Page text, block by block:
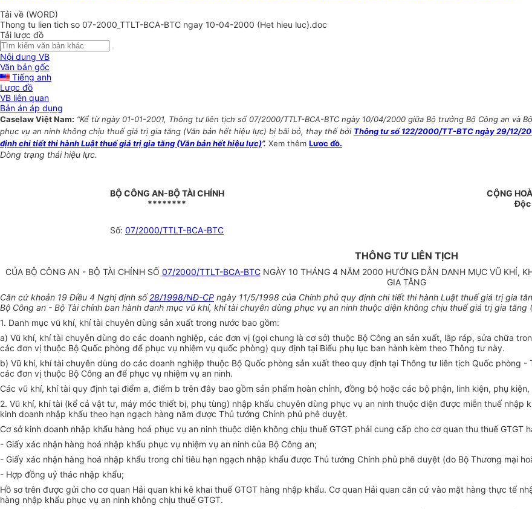
Tải về (WORD)
Thong tu lien tich so 07-2000_TTLT-BCA-BTC ngay 10-04-2000 (Het hieu luc).doc
Tải lược đồ
Nội dung VB
Văn bản gốc
Tiếng anh
Lược đồ
VB liên quan
Bản án áp dụng
Caselaw Việt Nam: “Kể từ ngày 01-01-2001, Thông tư liên tịch số 07/2000/TTLT-BCA-BTC ngày 10/04/2000 giữa Bộ trưởng Bộ Công an và
phục vụ an ninh không chịu thuế giá trị gia tăng (Văn bản hết hiệu lực) bị bãi bỏ, thay thế bởi Thông tư số 122/2000/TT-BTC ngày 29/12/
định chi tiết thi hành Luật thuế giá trị gia tăng (Văn bản hết hiệu lực)”. Xem thêm Lược đồ.
Dòng trạng thái hiệu lực.
BỘ CÔNG AN-BỘ TÀI CHÍNH
********
CỘNG
Độc
Số: 07/2000/TTLT-BCA-BTC
THÔNG TƯ LIÊN TỊCH
CỦA BỘ CÔNG AN - BỘ TÀI CHÍNH SỐ 07/2000/TTLT-BCA-BTCNGÀY 10 THÁNG 4 NĂM 2000 HƯỚNG DẪN DANH MỤC VŨ KHÍ,
GIA TĂNG
Căn cứ khoản 19 Điều 4 Nghị định số28/1998/NĐ-CP ngày 11/5/1998 của Chính phủ quy định chi tiết thi hành Luật thuế giá trị gia
Bộ Công an - Bộ Tài chính ban hành danh mục vũ khí, khí tài chuyên dùng phục vụ an ninh thuộc diện không chịu thuế giá trị gia tăng
1. Danh mục vũ khí, khí tài chuyên dùng sản xuất trong nước bao gồm:
a) Vũ khí, khí tài chuyên dùng do các doanh nghiệp, các đơn vị (gọi chung là cơ sở) thuộc Bộ Công an sản xuất, lắp ráp, sửa chữa
các đơn vị thuộc Bộ Quốc phòng để phục vụ nhiệm vụ quốc phòng) quy định tại Biểu phụ lục ban hành kèm theo Thông tư này.
b) Vũ khí, khí tài chuyên dùng do các doanh nghiệp thuộc Bộ Quốc phòng sản xuất theo quy định tại Thông tư liên tịch Quốc phòng -
các đơn vị thuộc Bộ Công an để phục vụ nhiệm vụ an ninh.
Các vũ khí, khí tài quy định tại điểm a, điểm b trên đây bao gồm sản phẩm hoàn chỉnh, đồng bộ hoặc các bộ phận, linh kiện, phụ
2. Vũ khí, khí tài (kể cả vật tư, máy móc thiết bị, phụ tùng) nhập khẩu chuyên dùng phục vụ an ninh thuộc diện được miễn thuế
kinh doanh nhập khẩu theo hạn ngạch hàng năm được Thủ tướng Chính phủ phê duyệt.
Cơ sở kinh doanh nhập khẩu hàng hoá phục vụ an ninh thuộc diện không chịu thuế GTGT phải cung cấp cho cơ quan thu thuế GTGT
- Giấy xác nhận hàng hoá nhập khẩu phục vụ nhiệm vụ an ninh của Bộ Công an;
- Giấy xác nhận hàng hoá nhập khẩu trong chỉ tiêu hạn ngạch nhập khẩu được Thủ tướng Chính phủ phê duyệt (do Bộ Thương mại
- Hợp đồng uỷ thác nhập khẩu;
Hồ sơ trên được gửi cho cơ quan Hải quan khi kê khai thuế GTGT hàng nhập khẩu. Cơ quan Hải quan căn cứ vào mặt hàng thực tế
hàng nhập khẩu phục vụ an ninh không chịu thuế GTGT.